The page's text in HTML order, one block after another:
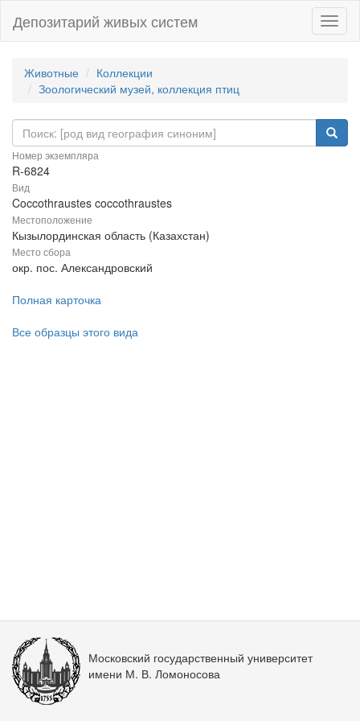
Депозитарий живых систем
Животные
Коллекции
Зоологический музей, коллекция птиц
Номер экземпляра
R-6824
Вид
Coccothraustes coccothraustes
Местоположение
Кызылординская область (Казахстан)
Место сбора
окр. пос. Александровский
Полная карточка
Все образцы этого вида
Московский государственный университет
имени М. В. Ломоносова